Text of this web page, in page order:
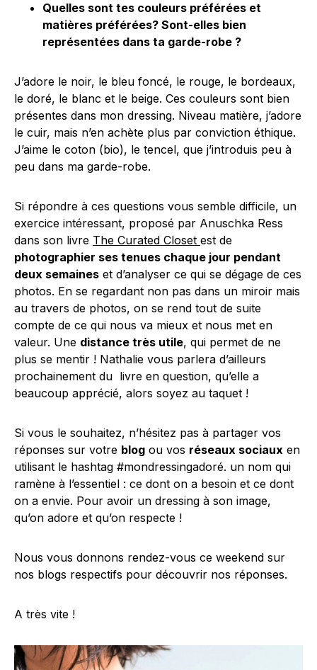
Quelles sont tes couleurs préférées et
matières préférées? Sont-elles bien
représentées dans ta garde-robe ?
J’adore le noir, le bleu foncé, le rouge, le bordeaux,
le doré, le blanc et le beige. Ces couleurs sont bien
présentes dans mon dressing. Niveau matière, j’adore
le cuir, mais n’en achète plus par conviction éthique.
J’aime le coton (bio), le tencel, que j’introduis peu à
peu dans ma garde-robe.
Si répondre à ces questions vous semble difficile, un
exercice intéressant, proposé par Anuschka Ress
dans son livre The Curated Closet est de
photographier ses tenues chaque jour pendant
deux semaines et d’analyser ce qui se dégage de ces
photos. En se regardant non pas dans un miroir mais
au travers de photos, on se rend tout de suite
compte de ce qui nous va mieux et nous met en
valeur. Une distance très utile, qui permet de ne
plus se mentir ! Nathalie vous parlera d’ailleurs
prochainement du livre en question, qu’elle a
beaucoup apprécié, alors soyez au taquet !
Si vous le souhaitez, n’hésitez pas à partager vos
réponses sur votre blog ou vos réseaux sociaux en
utilisant le hashtag #mondressingadoré. un nom qui
ramène à l’essentiel : ce dont on a besoin et ce dont
on a envie. Pour avoir un dressing à son image,
qu’on adore et qu’on respecte !
Nous vous donnons rendez-vous ce weekend sur
nos blogs respectifs pour découvrir nos réponses.
A très vite !